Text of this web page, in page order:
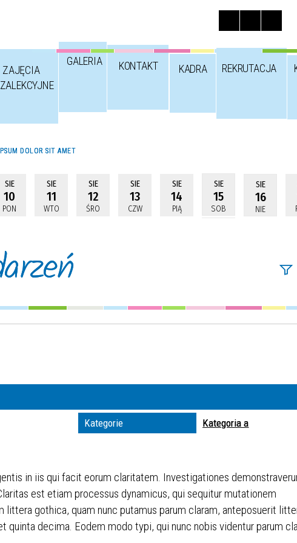
ZAJĘCIA
GALERIA KONTAKT KADRA REKRUTACJA
DOLOR SIT AMET
SIE
10
PON
SIE
11
WTO
SIE
12
ŚRO
SIE
13
CZW
SIE
14
PIĄ
SIE
15
SOB
SIE
16
NIE
Kategorie Kategoria a
in iis qui facit eorum claritatem. Investigationes
est etiam processus dynamicus, qui sequitur mutationem
gothica, quam nunc putamus parum claram, anteposuerit
quinta decima. Eodem modo typi, qui nunc nobis videntur parum